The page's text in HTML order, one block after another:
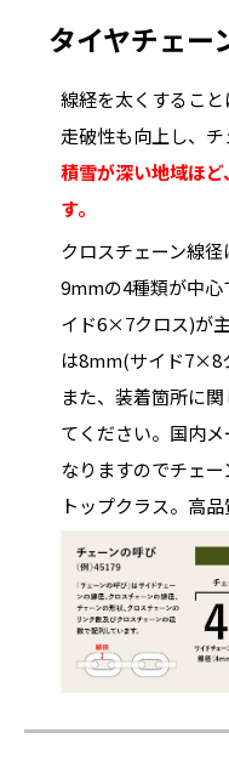
タイヤチェー
線経を太くするこ
走破性も向上し、チ
積雪が深い地域ほ
す。
クロスチェーン線
9mmの4種類が中
イド6×7クロス)が
は8mm(サイド7×8
また、装着箇所に
てください。国内
なりますのでチェ
トップクラス。高